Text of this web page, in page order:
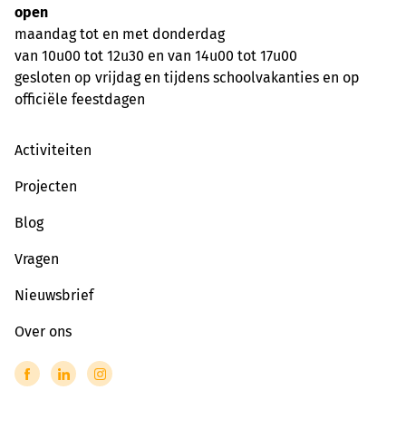
open
maandag tot en met donderdag
van 10u00 tot 12u30 en van 14u00 tot 17u00
gesloten op vrijdag en tijdens schoolvakanties en op
officiële feestdagen
Activiteiten
Projecten
Blog
Vragen
Nieuwsbrief
Over ons